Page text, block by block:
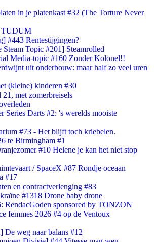
in je platenkast #32 (The Torture Never
TUDUM
#443 Rentestijgingen?
Topic #201] Steamrolled
Media-topic #160 Zonder Kolonel!!
uit onderbouw: maar half zo veel uren
(kleine) kinderen #30
met zomerbreisels
Series Darts #2: 's werelds mooiste
#73 - Het blijft toch kriebelen.
te Birmingham #1
#10 Helene je kan het niet stop
/ SpaceX #87 Rondje oceaan
#17
en contractverlenging #83
#1318 Drone baby drone
RendacGoden sponsored by TONZON
femmes 2026 #4 op de Ventoux
weg naar balans #12